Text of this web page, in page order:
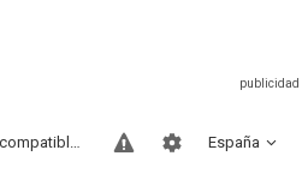
España
Sitios compatibles